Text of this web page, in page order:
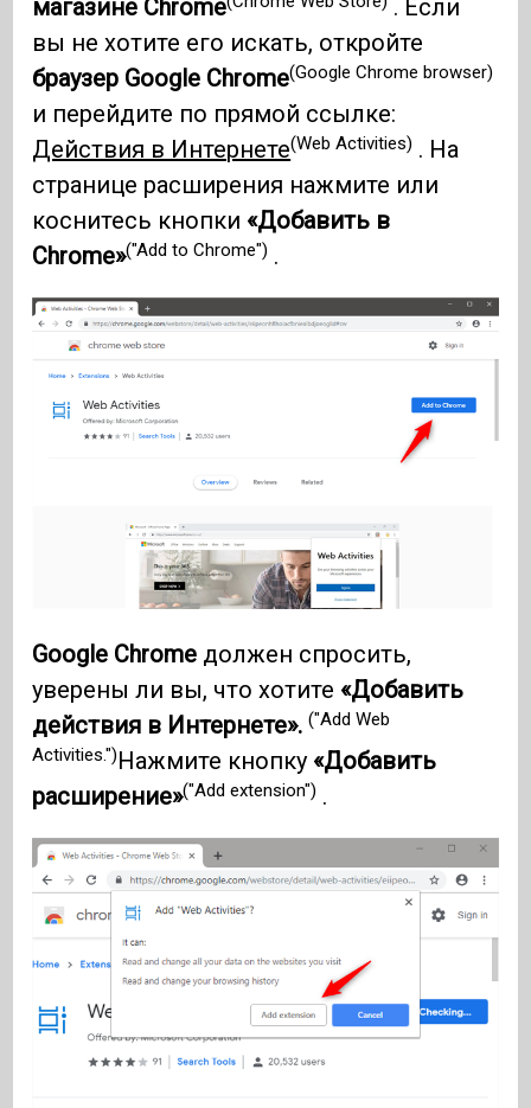
магазине Chrome
. Если
вы не хотите его искать, откройте
браузер Google Chrome(Google Chrome browser)
и перейдите по прямой ссылке:
Действия в Интернете(Web Activities) . На
странице расширения нажмите или
коснитесь кнопки «Добавить в
Chrome»("Add to Chrome") .
Google Chrome должен спросить,
уверены ли вы, что хотите «Добавить
действия в Интернете».("Add Web
Activities.")Нажмите кнопку «Добавить
расширение»("Add extension") .